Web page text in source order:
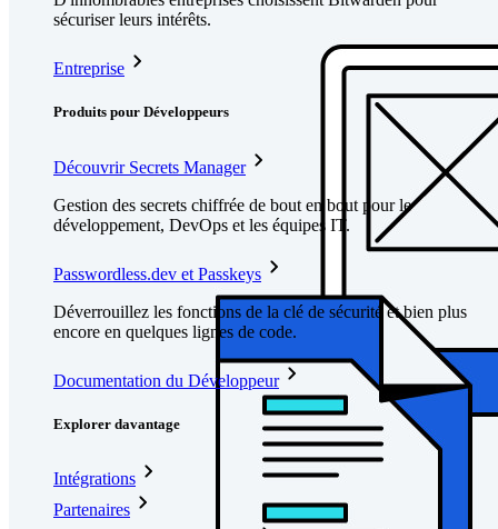
sécuriser leurs intérêts.
Entreprise
Produits pour Développeurs
Découvrir Secrets Manager
Gestion des secrets chiffrée de bout en bout pour le
développement, DevOps et les équipes IT.
Passwordless.dev et Passkeys
Déverrouillez les fonctions de la clé de sécurité et bien plus
encore en quelques lignes de code.
Documentation du Développeur
Explorer davantage
Intégrations
Partenaires